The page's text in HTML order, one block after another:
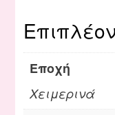
Εποχή
Χειμερινά